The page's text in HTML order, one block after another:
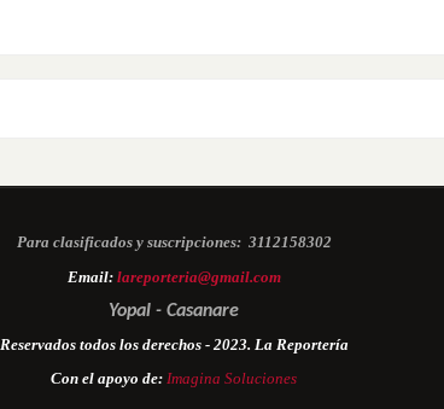
Para clasificados y suscripciones: 3112158302
Email: lareporteria@gmail.com
Yopal - Casanare
Reservados todos los derechos - 2023. La Reportería
Con el apoyo de: Imagina Soluciones